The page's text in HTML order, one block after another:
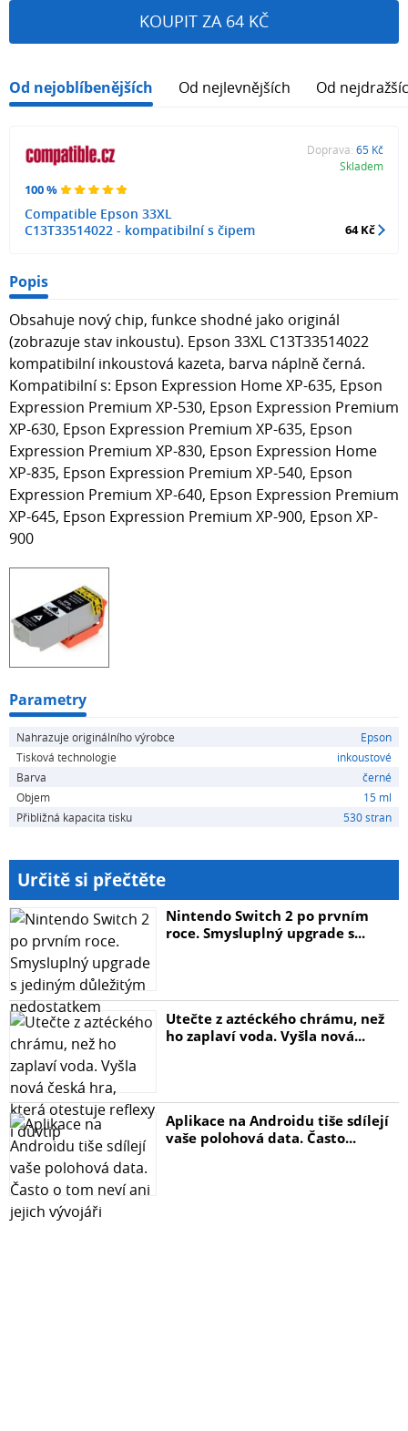
KOUPIT ZA 64 KČ
Od nejoblíbenějších Od nejlevnějších Od
100 %
Compatible Epson 33XL
C13T33514022 - kompatibilní s čipem
Doprava: 65 Kč
Skladem
64 Kč
Popis
Obsahuje nový chip, funkce shodné jako originál
(zobrazuje stav inkoustu). Epson 33XL C13T33514022
kompatibilní inkoustová kazeta, barva náplně černá.
Kompatibilní s: Epson Expression Home XP-635, Epson
Expression Premium XP-530, Epson Expression Premium
XP-630, Epson Expression Premium XP-635, Epson
Expression Premium XP-830, Epson Expression Home
XP-835, Epson Expression Premium XP-540, Epson
Expression Premium XP-640, Epson Expression Premium
XP-645, Epson Expression Premium XP-900, Epson XP-
900
Parametry
Nahrazuje originálního výrobce
Epson
Tisková technologie
inkoustové
Barva
černé
Objem
15 ml
Přibližná kapacita tisku
530 stran
Určitě si přečtěte
Nintendo Switch 2 po prvním
roce. Smysluplný upgrade s...
Utečte z aztéckého chrámu, než
ho zaplaví voda. Vyšla nová...
Aplikace na Androidu tiše sdílejí
vaše polohová data. Často...